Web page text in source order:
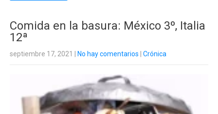
Comida en la basura: México 3º, Italia
12ª
septiembre 17, 2021 No hay comentarios Crónica